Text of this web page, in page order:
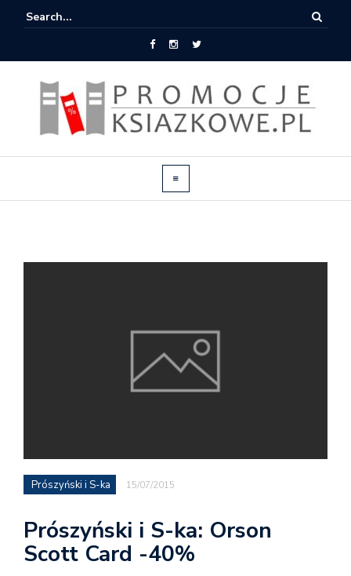
Prószyński i S-ka 15/07/2015
Prószyński i S-ka: Orson
Scott Card -40%